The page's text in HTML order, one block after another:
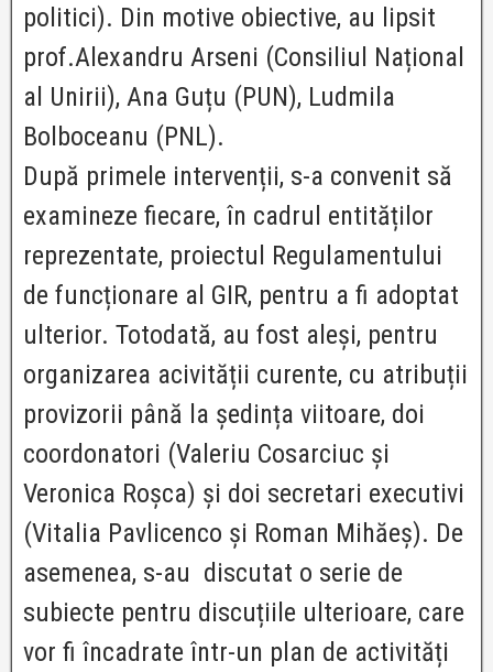
politici). Din motive obiective, au lipsit
prof.Alexandru Arseni (Consiliul Național
al Unirii), Ana Guțu (PUN), Ludmila
Bolboceanu (PNL).
După primele intervenții, s-a convenit să
examineze fiecare, în cadrul entităților
reprezentate, proiectul Regulamentului
de funcționare al GIR, pentru a fi adoptat
ulterior. Totodată, au fost aleși, pentru
organizarea acivității curente, cu atribuții
provizorii până la ședința viitoare, doi
coordonatori (Valeriu Cosarciuc și
Veronica Roșca) și doi secretari executivi
(Vitalia Pavlicenco și Roman Mihăeș). De
asemenea, s-au discutat o serie de
subiecte pentru discuțiile ulterioare, care
vor fi încadrate într-un plan de activități